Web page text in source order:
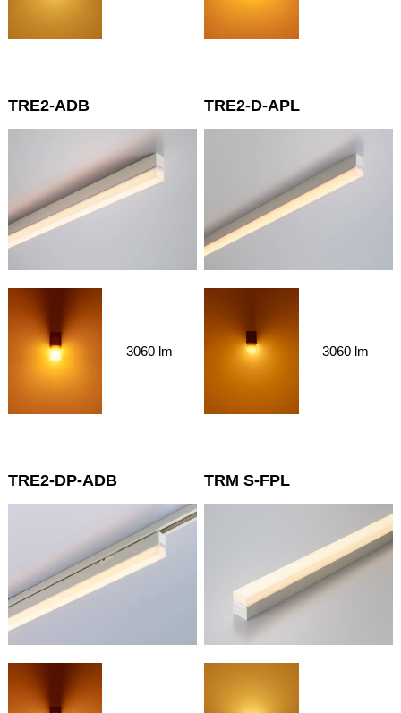
TRE2-ADB
3060 lm
TRE2-D-APL
3060 lm
TRE2-DP-ADB TRM S-FPL